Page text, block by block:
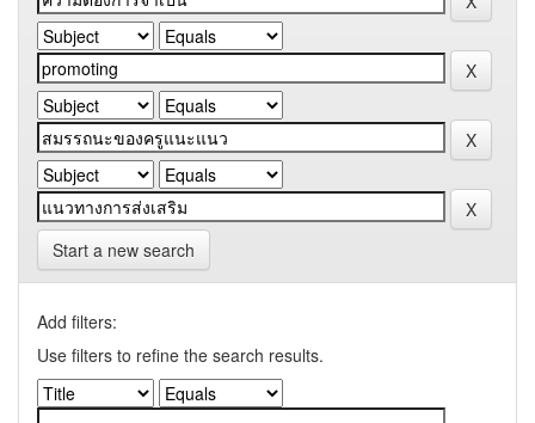
Start a new search
Add filters:
Use filters to refine the search results.